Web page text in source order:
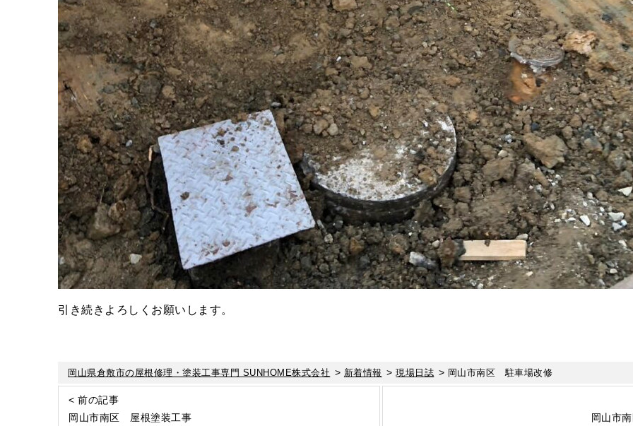
引き続きよろしくお願いします。
岡山県倉敷市の屋根修理・塗装工事専門 SUNHOME株式会社 > 新着情報 >現場日誌 > 岡山市南区 駐車場改修
< 前の記事
岡山市南区 屋根塗装工事
岡山市